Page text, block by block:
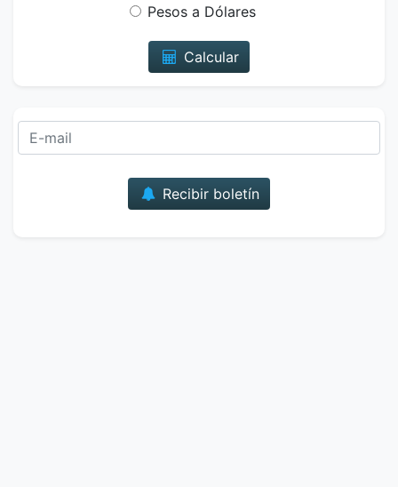
Pesos a Dólares
Calcular
Recibir boletín